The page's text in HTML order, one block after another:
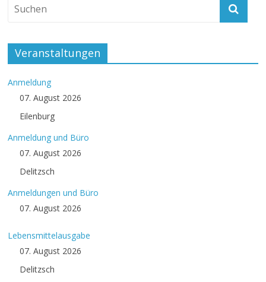
Veranstaltungen
Anmeldung
07. August 2026
Eilenburg
Anmeldung und Büro
07. August 2026
Delitzsch
Anmeldungen und Büro
07. August 2026
Lebensmittelausgabe
07. August 2026
Delitzsch